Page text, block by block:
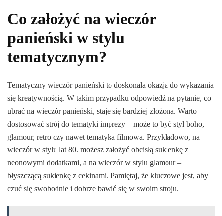
Co założyć na wieczór
panieński w stylu
tematycznym?
Tematyczny wieczór panieński to doskonała okazja do wykazania
się kreatywnością. W takim przypadku odpowiedź na pytanie, co
ubrać na wieczór panieński, staje się bardziej złożona. Warto
dostosować strój do tematyki imprezy – może to być styl boho,
glamour, retro czy nawet tematyka filmowa. Przykładowo, na
wieczór w stylu lat 80. możesz założyć obcisłą sukienkę z
neonowymi dodatkami, a na wieczór w stylu glamour –
błyszczącą sukienkę z cekinami. Pamiętaj, że kluczowe jest, aby
czuć się swobodnie i dobrze bawić się w swoim stroju.